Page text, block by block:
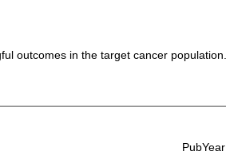
outcomes in the target cancer population.
PubYear